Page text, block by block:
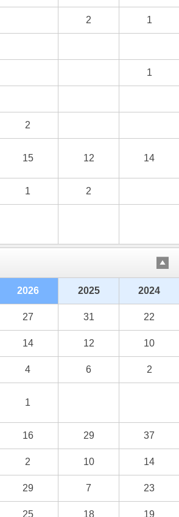
2 1
1
2
15 12 14
1 2
2026 2025 2024
27 31 22
14 12 10
4 6 2
1
16 29 37
2 10 14
29 7 23
25 18 19